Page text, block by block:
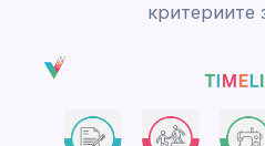
критериите